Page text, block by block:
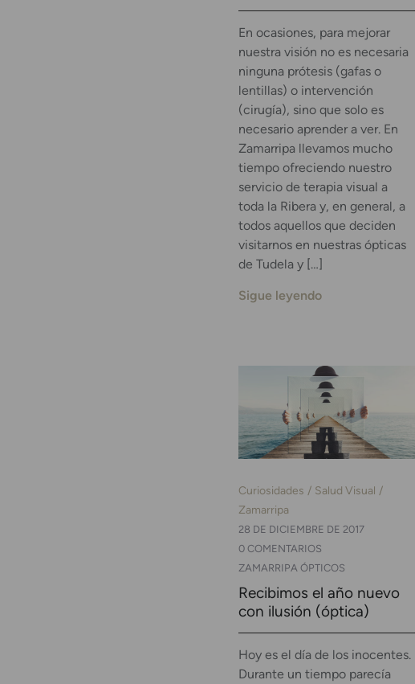
En ocasiones, para mejorar
nuestra visión no es necesaria
ninguna prótesis (gafas o
lentillas) o intervención
(cirugía), sino que solo es
necesario aprender a ver. En
Zamarripa llevamos mucho
tiempo ofreciendo nuestro
servicio de terapia visual a
toda la Ribera y, en general, a
todos aquellos que deciden
visitarnos en nuestras ópticas
de Tudela y […]
Sigue leyendo
Curiosidades
Salud Visual
Zamarripa
28 DE DICIEMBRE DE 2017
0 COMENTARIOS
ZAMARRIPA ÓPTICOS
Recibimos el año nuevo
con ilusión (óptica)
Hoy es el día de los inocentes.
Durante un tiempo parecía